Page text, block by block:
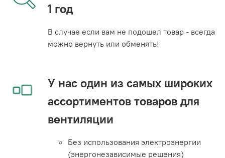
1 год
В случае если вам не подошел товар - всегда
можно вернуть или обменять!
У нас один из самых широких
ассортиментов товаров для
вентиляции
Без использования электроэнергии
(энергонезависимые решения)